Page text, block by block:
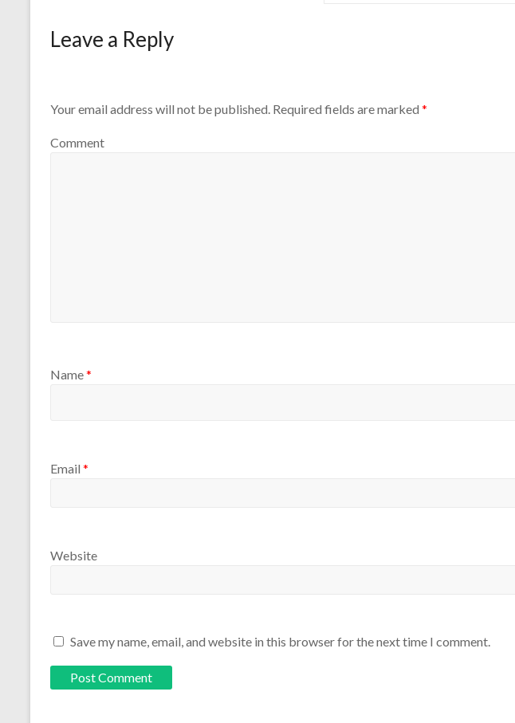
Leave a Reply
Your email address will not be published. Required fields are marked *
Comment
Name*
Email *
Website
Save my name, email, and website in this browser for the next time I comment.